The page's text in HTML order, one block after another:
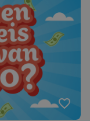
favorite_border